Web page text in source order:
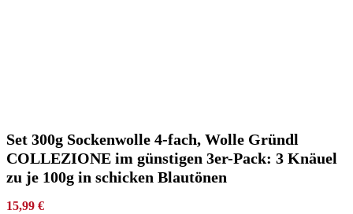
Set 300g Sockenwolle 4-fach, Wolle Gründl
COLLEZIONE im günstigen 3er-Pack: 3 Knäuel
zu je 100g in schicken Blautönen
15,99 €